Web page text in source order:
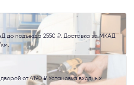
до подъезда 2550 ₽. Доставка за МКАД
от 4190 ₽ Установка входных